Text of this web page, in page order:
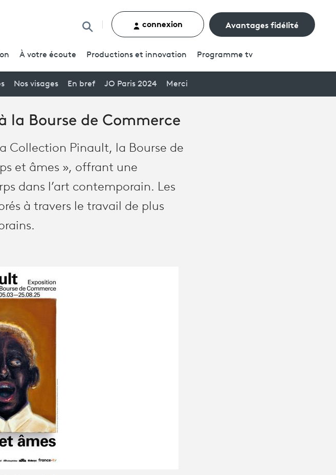
Rechercher un contenu
connexion Avantages fidélité
À votre écoute Productions et innovation Programme tv
Nos visages En bref JO Paris 2024 Merci
la Bourse de Commerce
Collection Pinault, la Bourse de
et âmes », offrant une
dans l’art contemporain. Les
à travers le travail de plus